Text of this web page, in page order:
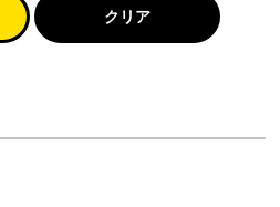
クリア